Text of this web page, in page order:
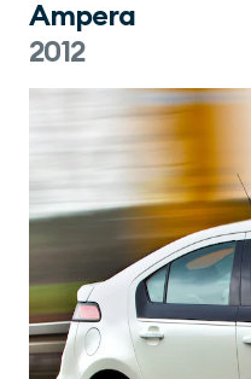
Ampera
2012